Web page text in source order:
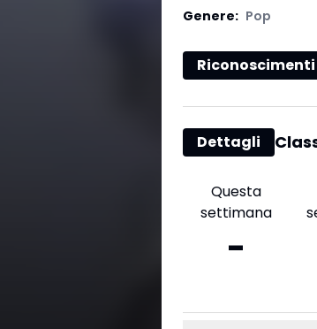
Genere: Pop
Riconoscimenti
Dettagli
Questa
settimana
-